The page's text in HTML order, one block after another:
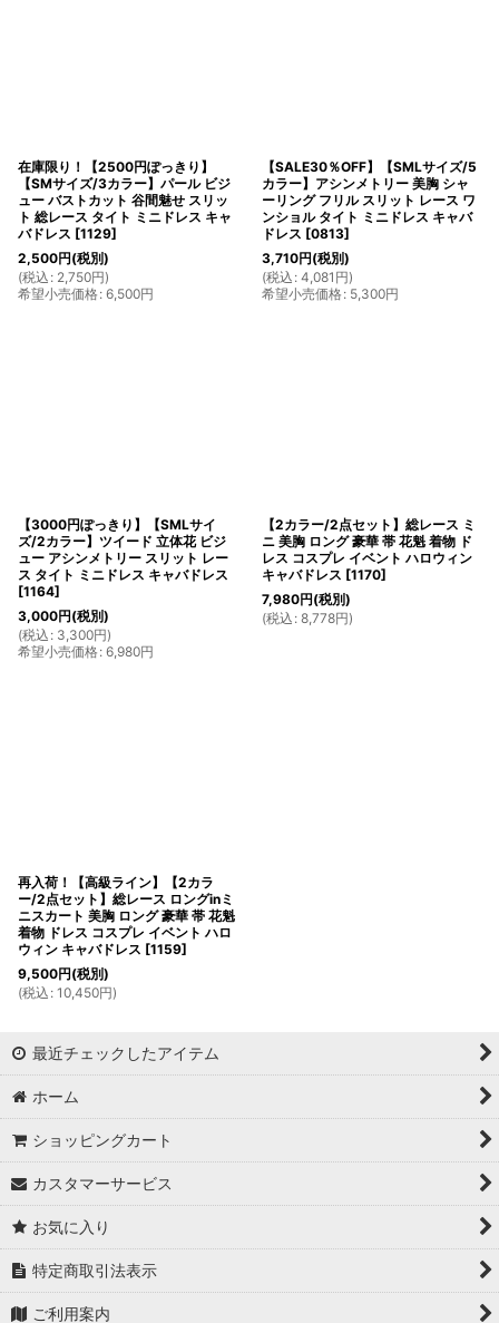
在庫限り！【2500円ぽっきり】
【SMサイズ/3カラー】パール ビジ
ュー バストカット 谷間魅せ スリッ
ト 総レース タイト ミニドレス キャ
バドレス [1129]
2,500円(税別)
(税込 : 2,750円)
希望小売価格: 6,500円
【SALE30％OFF】【SMLサイズ/5
カラー】アシンメトリー 美胸 シャ
ーリング フリル スリット レース ワ
ンショル タイト ミニドレス キャバ
ドレス [0813]
3,710円(税別)
(税込 : 4,081 円)
希望小売価格: 5,300円
【3000円ぽっきり】【SMLサイ
ズ/2カラー】ツイード 立体花 ビジ
ュー アシンメトリー スリット レー
ス タイト ミニドレス キャバドレス
[1164]
3,000円(税別)
(税込 : 3,300円)
希望小売価格: 6,980円
【2カラー/2点セット】総レース ミ
ニ 美胸 ロング 豪華 帯 花魁 着物 ド
レス コスプレ イベント ハロウィン
キャバドレス [1170]
7,980円(税別)
(税込 : 8,778円)
再入荷！【高級ライン】【2カラ
ー/2点セット】総レース ロングinミ
ニスカート 美胸 ロング 豪華 帯 花魁
着物 ドレス コスプレ イベント ハロ
ウィン キャバドレス [1159]
9,500円(税別)
(税込 : 10,450円)
最近チェックしたアイテム
ホーム
ショッピングカート
カスタマーサービス
お気に入り
特定商取引法表示
ご利用案内